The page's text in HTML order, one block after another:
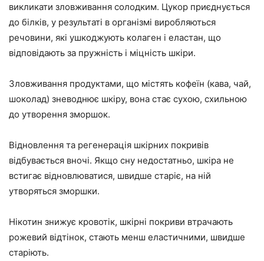
викликати зловживання солодким. Цукор приєднується
до білків, у результаті в організмі виробляються
речовини, які ушкоджують колаген і еластан, що
відповідають за пружність і міцність шкіри.
Зловживання продуктами, що містять кофеїн (кава, чай,
шоколад) зневоднює шкіру, вона стає сухою, схильною
до утворення зморшок.
Відновлення та регенерація шкірних покривів
відбувається вночі. Якщо сну недостатньо, шкіра не
встигає відновлюватися, швидше старіє, на ній
утворяться зморшки.
Нікотин знижує кровотік, шкірні покриви втрачають
рожевий відтінок, стають менш еластичними, швидше
старіють.